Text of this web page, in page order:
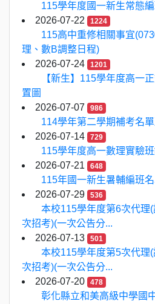
115學年度國一新生常態
2026-07-22
1224
115高中重修相關事宜
理、數B調整日程)
2026-07-24
1201
【新生】115學年度高一
置圖
2026-07-07
986
114學年第二學期補考名
2026-07-14
729
115學年度高一數理實驗
2026-07-21
648
115年國一新生暑輔編班
2026-07-29
536
本校115學年度第6次代理
次招考)(一次公告分...
2026-07-13
501
本校115學年度第5次代理
次招考)(一次公告分...
2026-07-20
478
彰化縣立和美高級中學國